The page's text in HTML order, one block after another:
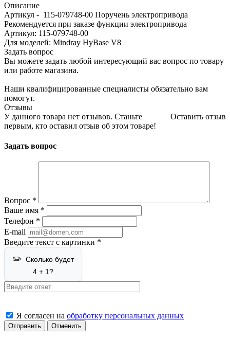
Описание
Артикул - 115-079748-00 Поручень электропривода
Рекомендуется при заказе функции электропривода
Артикул: 115-079748-00
Для моделей: Mindray HyBase V8
Задать вопрос
Вы можете задать любой интересующий вас вопрос по товару
или работе магазина.
Наши квалифицированные специалисты обязательно вам
помогут.
Отзывы
Оставить отзыв
У данного товара нет отзывов. Станьте
первым, кто оставил отзыв об этом товаре!
Задать вопрос
Вопрос *
Ваше имя *
Телефон *
E-mail
Введите текст с картинки *
Сколько будет
4 + 1?
Я согласен на обработку персональных данных
Отменить